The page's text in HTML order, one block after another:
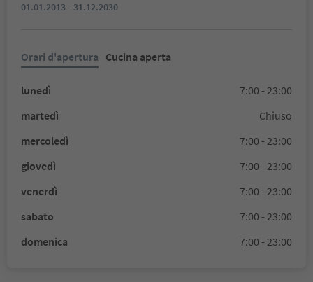
01.01.2013 - 31.12.2030
Orari d'apertura Cucina aperta
lunedì
7:00 - 23:00
martedì
Chiuso
mercoledì
7:00 - 23:00
giovedì
7:00 - 23:00
venerdì
7:00 - 23:00
sabato
7:00 - 23:00
domenica
7:00 - 23:00